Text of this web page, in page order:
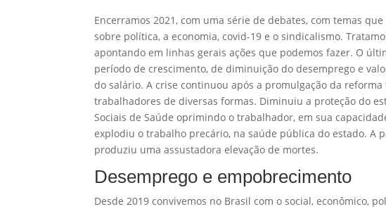
Encerramos 2021, com uma série de debates, com temas
sobre política, a economia, covid-19 e o sindicalismo.
apontando em linhas gerais ações que podemos fazer. O
período de crescimento, de diminuição do desemprego e
do salário. A crise continuou após a promulgação da
trabalhadores de diversas formas. Diminuiu a proteção do
Sociais de Saúde oprimindo o trabalhador, em sua
explodiu o trabalho precário, na saúde pública do estado. A
produziu uma assustadora elevação de mortes.
Desemprego e empobrecimento
Desde 2019 convivemos no Brasil com o social, econômico,